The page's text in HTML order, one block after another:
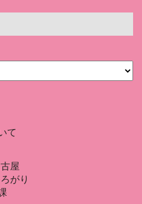
て
屋
がり